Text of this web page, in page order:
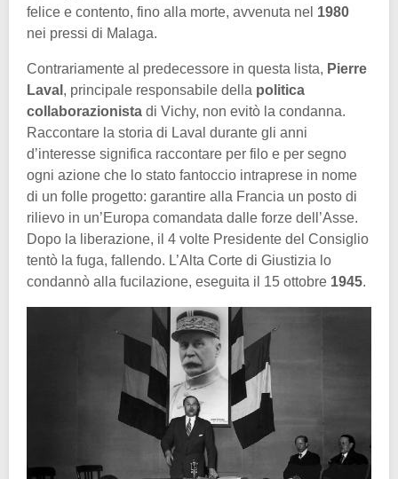
felice e contento, fino alla morte, avvenuta nel 1980
nei pressi di Malaga.
Contrariamente al predecessore in questa lista, Pierre
Laval , principale responsabile della politica
collaborazionista di Vichy, non evitò la condanna.
Raccontare la storia di Laval durante gli anni
d’interesse significa raccontare per filo e per segno
ogni azione che lo stato fantoccio intraprese in nome
di un folle progetto: garantire alla Francia un posto di
rilievo in un’Europa comandata dalle forze dell’Asse.
Dopo la liberazione, il 4 volte Presidente del Consiglio
tentò la fuga, fallendo. L’Alta Corte di Giustizia lo
condannò alla fucilazione, eseguita il 15 ottobre 1945.